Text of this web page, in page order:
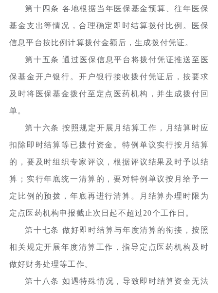
第十四条 各地根据当年医保基金预算、往年医保
基金支出等情况，合理确定即时结算拨付比例。医保
信息平台按比例计算拨付金额后，生成拨付凭证。
第十五条 通过医保信息平台将拨付凭证推送至医
保基金开户银行。开户银行接收拨付凭证后，按要求
及时将医保基金拨付至定点医药机构，并生成拨付回
单。
第十六条 按照规定开展月结算工作，月结算时应
扣除即时结算等已拨付资金。特例单议实行按月结算
的，要及时组织专家评议，根据评议结果及时予以结
算；实行年底统一清算的，要对特例单议按月给予一
定比例的预拨，年底再进行清算。月结算办理时限为
定点医药机构申报截止次日起不超过20个工作日。
第十七条 做好即时结算与年度清算的衔接，按照
相关规定开展年度清算工作，指导定点医药机构及时
做好财务处理等工作。
第十八条 如遇特殊情况，导致即时结算资金无法